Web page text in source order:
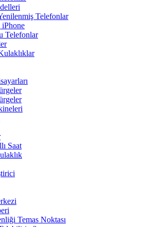
Telefonlar
iPhone
Telefonlar
Saat
Temas Noktası